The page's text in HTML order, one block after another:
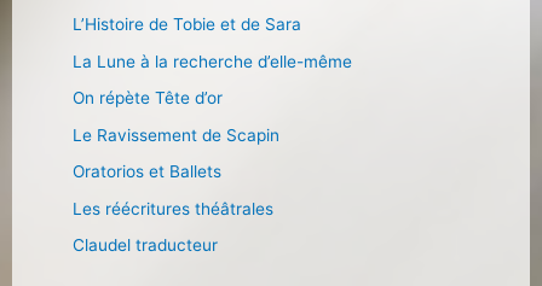
L’Histoire de Tobie et de Sara
La Lune à la recherche d’elle-même
On répète Tête d’or
Le Ravissement de Scapin
Oratorios et Ballets
Les réécritures théâtrales
Claudel traducteur